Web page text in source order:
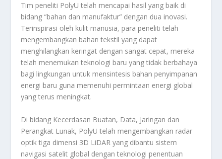
Tim peneliti PolyU telah mencapai hasil yang baik di
bidang “bahan dan manufaktur” dengan dua inovasi.
Terinspirasi oleh kulit manusia, para peneliti telah
mengembangkan bahan tekstil yang dapat
menghilangkan keringat dengan sangat cepat, mereka
telah menemukan teknologi baru yang tidak berbahaya
bagi lingkungan untuk mensintesis bahan penyimpanan
energi baru guna memenuhi permintaan energi global
yang terus meningkat.
Di bidang Kecerdasan Buatan, Data, Jaringan dan
Perangkat Lunak, PolyU telah mengembangkan radar
optik tiga dimensi 3D LiDAR yang dibantu sistem
navigasi satelit global dengan teknologi penentuan